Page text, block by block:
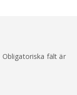
Obligatoriska fält är